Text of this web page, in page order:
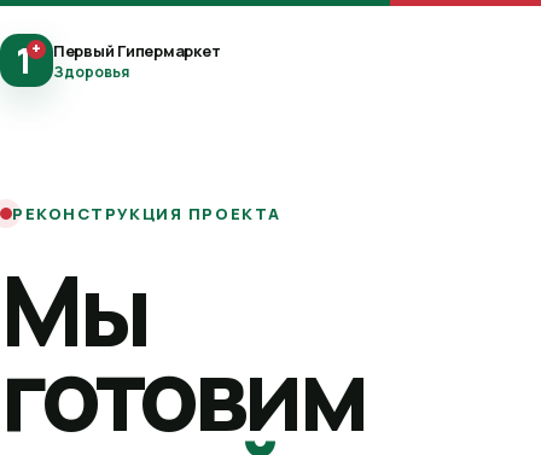
1+ Первый Гипермаркет
Здоровья
РЕКОНСТРУКЦИЯ ПРОЕКТА
Мы
готовим